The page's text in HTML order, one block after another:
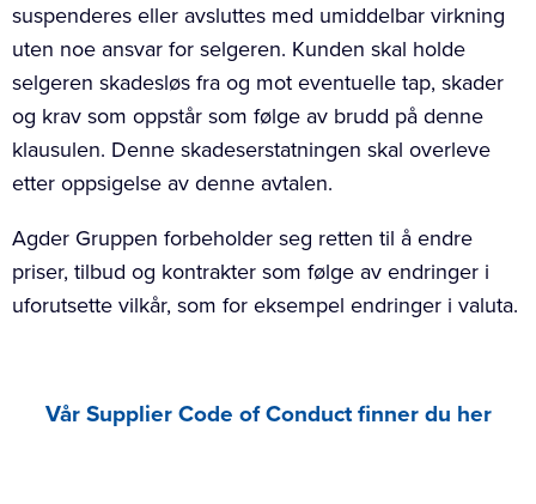
suspenderes eller avsluttes med umiddelbar virkning
uten noe ansvar for selgeren. Kunden skal holde
selgeren skadesløs fra og mot eventuelle tap, skader
og krav som oppstår som følge av brudd på denne
klausulen. Denne skadeserstatningen skal overleve
etter oppsigelse av denne avtalen.
Agder Gruppen forbeholder seg retten til å endre
priser, tilbud og kontrakter som følge av endringer i
uforutsette vilkår, som for eksempel endringer i valuta.
Vår Supplier Code of Conduct finner du her